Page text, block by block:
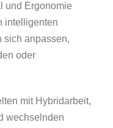
und Ergonomie
intelligenten
sich anpassen,
oder
mit Hybridarbeit,
wechselnden